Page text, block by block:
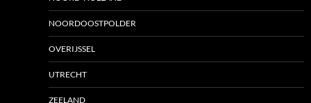
NOORDOOSTPOLDER
OVERIJSSEL
UTRECHT
ZEELAND